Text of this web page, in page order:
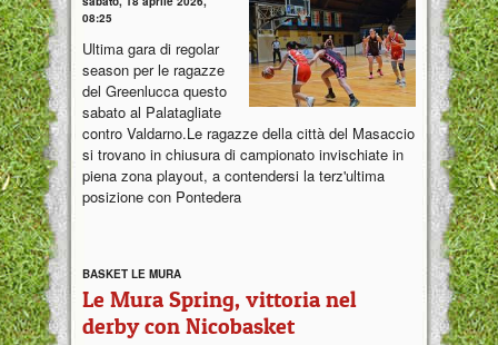
08:25
Ultima gara di regolar
season per le ragazze
del Greenlucca questo
sabato al Palatagliate
contro Valdarno.Le ragazze della città del Masaccio
si trovano in chiusura di campionato invischiate in
piena zona playout, a contendersi la terz'ultima
posizione con Pontedera
BASKET LE MURA
Le Mura Spring, vittoria nel
derby con Nicobasket